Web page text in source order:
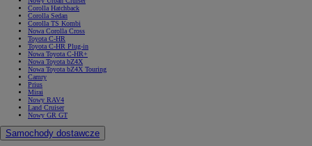
Corolla Hatchback
Corolla Sedan
Corolla TS Kombi
Nowa Corolla Cross
Toyota C-HR
Toyota C-HR Plug-in
Nowa Toyota C-HR+
Nowa Toyota bZ4X
Nowa Toyota bZ4X Touring
Camry
Prius
Mirai
Nowy RAV4
Land Cruiser
Nowy GR GT
Samochody dostawcze